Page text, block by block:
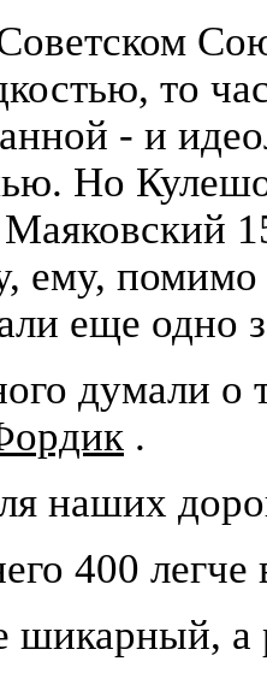
то
- и
Но
ему,
еще одно
думали о
.
наших
400 легче
шикарный, а